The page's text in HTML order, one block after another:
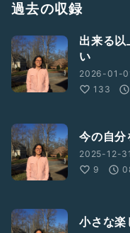
過去の収録
出来る
い
2026-01-
133
今の自分
2025-12-
9
小さな楽